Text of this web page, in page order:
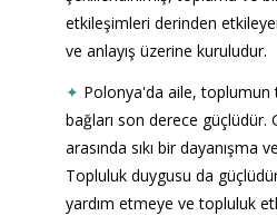
etkileşimleri derinden
ve anlayış üzerine kuruludur.
✦ Polonya'da aile, toplumun
bağları son derece güçlüdür.
arasında sıkı bir dayanışma
Topluluk duygusu da
yardım etmeye ve topluluk